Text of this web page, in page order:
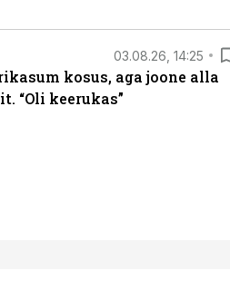
03.08.26, 14:25
kosus, aga joone alla
“Oli keerukas”